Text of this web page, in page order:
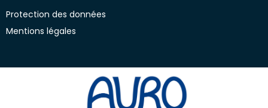
Protection des données
Mentions légales